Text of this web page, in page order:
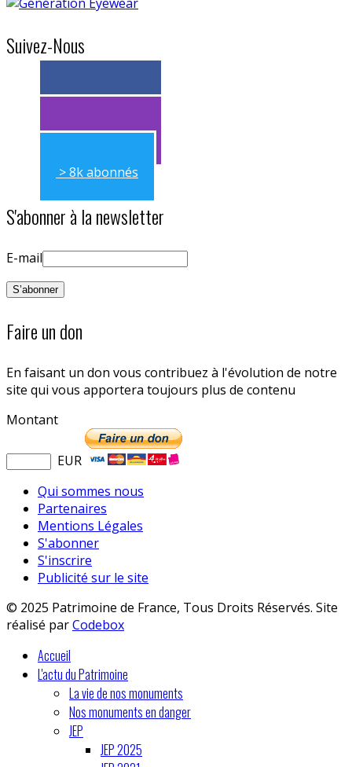
Suivez-Nous
> 11k abonnés
> 11k abonnés
> 8k abonnés
S'abonner à la newsletter
E-mail
Faire un don
En faisant un don vous contribuez à l'évolution de notre
site qui vous apportera toujours plus de contenu
Montant
EUR
Qui sommes nous
Partenaires
Mentions Légales
S'abonner
S'inscrire
Publicité sur le site
© 2025 Patrimoine de France, Tous Droits Réservés. Site
réalisé parCodebox
Accueil
L'actu du Patrimoine
La vie de nos monuments
Nos monuments en danger
JEP
JEP 2025